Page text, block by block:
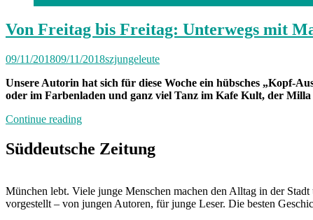
Von Freitag bis Freitag: Unterwegs mit
09/11/201809/11/2018szjungeleute
Unsere Autorin hat sich für diese Woche ein hübsches „Kopf-
oder im Farbenladen und ganz viel Tanz im Kafe Kult, der
Continue reading„Von
bis
Freitag:
Marietta“
Süddeutsche Zeitung
München lebt. Viele junge Menschen machen den Alltag in der
vorgestellt – von jungen Autoren, für junge Leser. Die besten